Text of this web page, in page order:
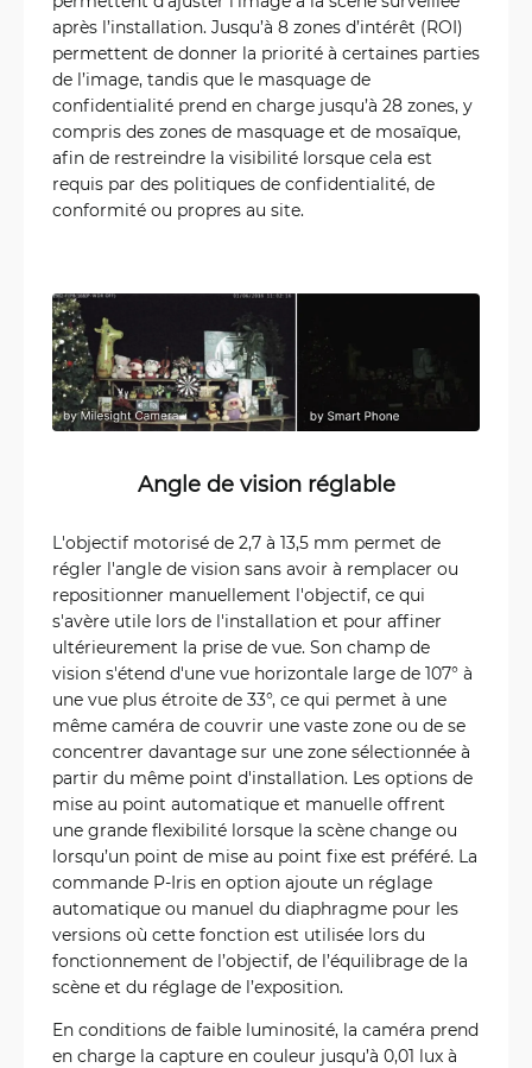
après l’installation. Jusqu’à 8 zones d’intérêt (ROI)
permettent de donner la priorité à certaines parties
de l’image, tandis que le masquage de
confidentialité prend en charge jusqu’à 28 zones, y
compris des zones de masquage et de mosaïque,
afin de restreindre la visibilité lorsque cela est
requis par des politiques de confidentialité, de
conformité ou propres au site.
Angle de vision réglable
L'objectif motorisé de 2,7 à 13,5 mm permet de
régler l'angle de vision sans avoir à remplacer ou
repositionner manuellement l'objectif, ce qui
s'avère utile lors de l'installation et pour affiner
ultérieurement la prise de vue. Son champ de
vision s'étend d'une vue horizontale large de 107° à
une vue plus étroite de 33°, ce qui permet à une
même caméra de couvrir une vaste zone ou de se
concentrer davantage sur une zone sélectionnée à
partir du même point d'installation. Les options de
mise au point automatique et manuelle offrent
une grande flexibilité lorsque la scène change ou
lorsqu’un point de mise au point fixe est préféré. La
commande P-Iris en option ajoute un réglage
automatique ou manuel du diaphragme pour les
versions où cette fonction est utilisée lors du
fonctionnement de l’objectif, de l’équilibrage de la
scène et du réglage de l’exposition.
En conditions de faible luminosité, la caméra prend
en charge la capture en couleur jusqu’à 0,01 lux à